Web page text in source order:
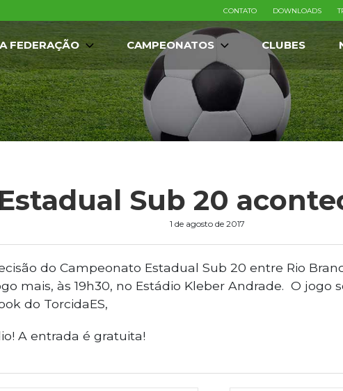
CONTATO DOWNLOADS
A FEDERAÇÃO CAMPEONATOS CLUBES
Sub 20
1 de agosto de 2017
do Campeonato Estadual Sub 20 entre Rio
mais, às 19h30, no Estádio Kleber Andrade. O jogo
do TorcidaES,
A entrada é gratuita!